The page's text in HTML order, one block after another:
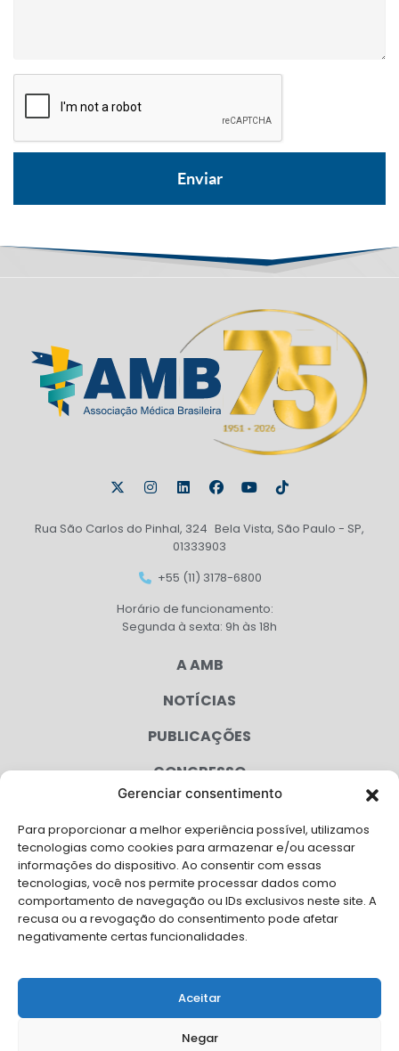
Gerenciar consentimento
Para proporcionar a melhor experiência possível, utilizamos
tecnologias como cookies para armazenar e/ou acessar
informações do dispositivo. Ao consentir com essas
tecnologias, você nos permite processar dados como
comportamento de navegação ou IDs exclusivos neste site. A
recusa ou a revogação do consentimento pode afetar
negativamente certas funcionalidades.
Aceitar
Negar
Rua São Carlos do Pinhal, 324 Bela Vista, São Paulo - SP,
01333903
+55 (11) 3178-6800
Horário de funcionamento:
Segunda à sexta: 9h às 18h
A AMB
NOTÍCIAS
PUBLICAÇÕES
CONGRESSO
CAMPANHAS
SERVIÇOS
FILIADAS
FALE CONOSCO
Solicite Apoio Institucional da AMB para o seu evento